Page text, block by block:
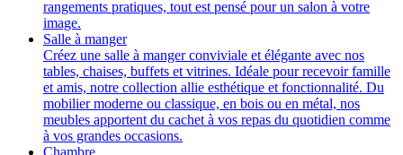
rangements pratiques, tout est pensé pour un salon à votre
image.
Salle à manger
Créez une salle à manger conviviale et élégante avec nos
tables, chaises, buffets et vitrines. Idéale pour recevoir famille
et amis, notre collection allie esthétique et fonctionnalité. Du
mobilier moderne ou classique, en bois ou en métal, nos
meubles apportent du cachet à vos repas du quotidien comme
à vos grandes occasions.
Chambre